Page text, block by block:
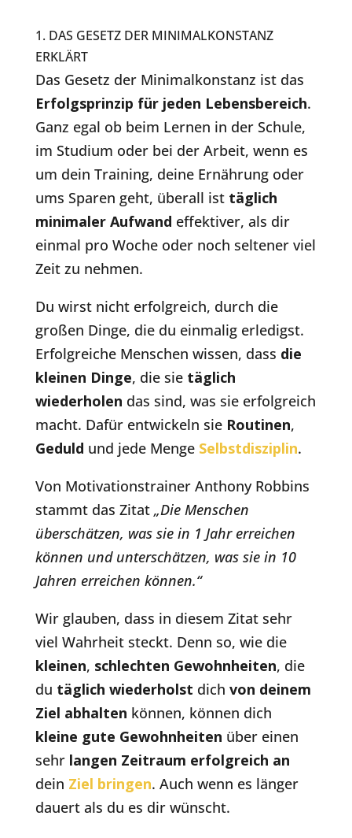
1. DAS GESETZ DER MINIMALKONSTANZ
ERKLÄRT
Das Gesetz der Minimalkonstanz ist das
Erfolgsprinzip für jeden Lebensbereich.
Ganz egal ob beim Lernen in der Schule,
im Studium oder bei der Arbeit, wenn es
um dein Training, deine Ernährung oder
ums Sparen geht, überall ist täglich
minimaler Aufwand effektiver, als dir
einmal pro Woche oder noch seltener viel
Zeit zu nehmen.
Du wirst nicht erfolgreich, durch die
großen Dinge, die du einmalig erledigst.
Erfolgreiche Menschen wissen, dass die
kleinen Dinge, die sie täglich
wiederholen das sind, was sie erfolgreich
macht. Dafür entwickeln sie Routinen,
Geduld und jede Menge Selbstdisziplin.
Von Motivationstrainer Anthony Robbins
stammt das Zitat „Die Menschen
überschätzen, was sie in 1 Jahr erreichen
können und unterschätzen, was sie in 10
Jahren erreichen können.“
Wir glauben, dass in diesem Zitat sehr
viel Wahrheit steckt. Denn so, wie die
kleinen, schlechten Gewohnheiten, die
du täglich wiederholst dich von deinem
Ziel abhalten können, können dich
kleine gute Gewohnheiten über einen
sehr langen Zeitraum erfolgreich an
dein Ziel bringen. Auch wenn es länger
dauert als du es dir wünscht.